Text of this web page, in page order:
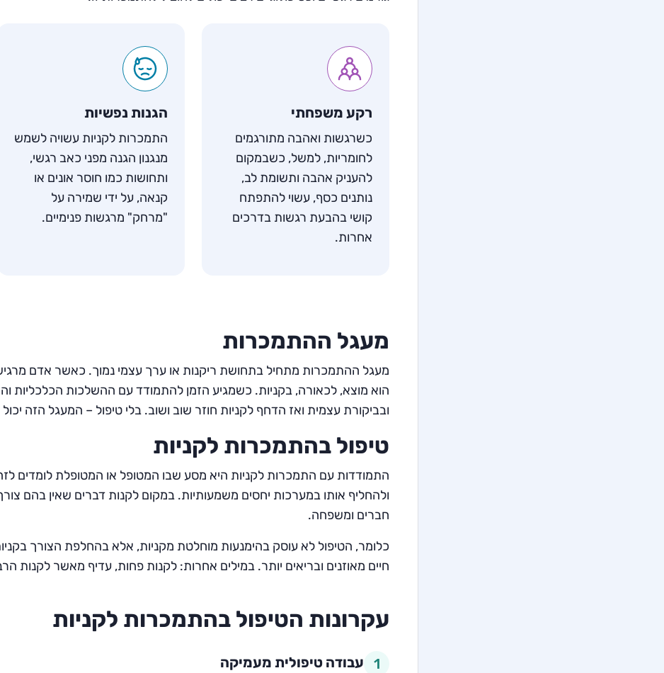
רקע משפחתי
כשרגשות ואהבה מתורגמים
לחומריות, למשל, כשבמקום
להעניק אהבה ותשומת לב,
נותנים כסף, עשוי להתפתח
קושי בהבעת רגשות בדרכים
אחרות.
הגנות נפשיות
התמכרות לקניות עשויה לשמש
מנגנון הגנה מפני כאב רגשי,
ותחושות כמו חוסר אונים או
קנאה, על ידי שמירה על
"מרחק" מרגשות פנימיים.
מעגל ההתמכרות
מעגל ההתמכרות מתחיל בתחושת ריקנות או ערך עצמי נמוך. כאשר אדם
הוא מוצא, לכאורה, בקניות. כשמגיע הזמן להתמודד עם ההשלכות
ובביקורת עצמית ואז הדחף לקניות חוזר שוב ושוב. בלי טיפול – המעגל הזה
טיפול בהתמכרות לקניות
התמודדות עם התמכרות לקניות היא מסע שבו המטופל או המטופלת לומדים
ולהחליף אותו במערכות יחסים משמעותיות. במקום לקנות דברים שאין בהם
חברים ומשפחה.
כלומר, הטיפול לא עוסק בהימנעות מוחלטת מקניות, אלא בהחלפת הצורך
חיים מאוזנים ובריאים יותר. במילים אחרות: לקנות פחות, עדיף מאשר לקנות
עקרונות הטיפול בהתמכרות לקניות
1 עבודה טיפולית מעמיקה